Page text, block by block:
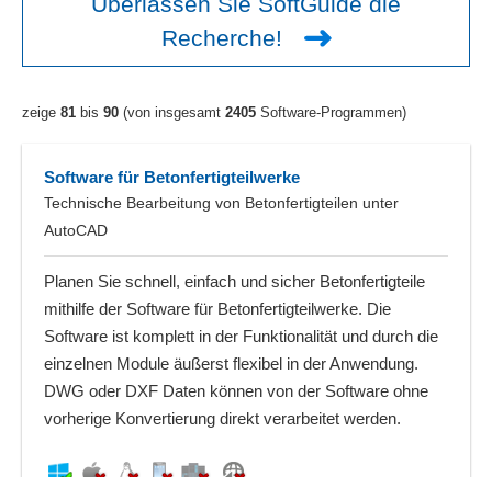
Recherche!
zeige 81 bis 90 (von insgesamt 2405 Software-Programmen)
Software für Betonfertigteilwerke
Technische Bearbeitung von Betonfertigteilen unter
AutoCAD
Planen Sie schnell, einfach und sicher Betonfertigteile
mithilfe der Software für Betonfertigteilwerke. Die
Software ist komplett in der Funktionalität und durch die
einzelnen Module äußerst flexibel in der Anwendung.
DWG oder DXF Daten können von der Software ohne
vorherige Konvertierung direkt verarbeitet werden.